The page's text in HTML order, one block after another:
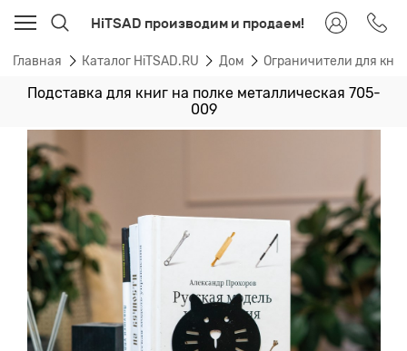
HiTSAD производим и продаем!
Главная Каталог HiTSAD.RU Дом Ограничители для
Подставка для книг на полке металлическая 705-
009